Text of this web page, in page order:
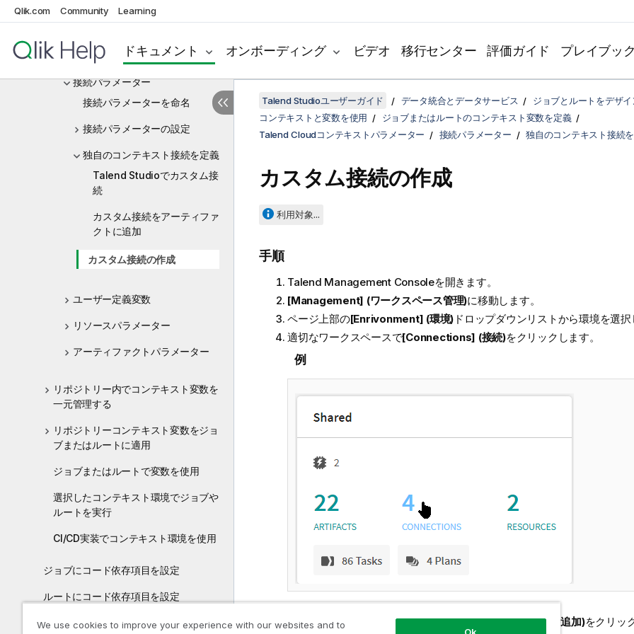
Qlik.com Community Learning
ドキュメント オンボーディング ビデオ 移行センター 評価ガイド プレイブック
コンテキストビューでコンテキスト
変数を定義
Talend Cloudコンテキストパラメ
ーター
接続パラメーター
接続パラメーターを命名
接続パラメーターの設定
独自のコンテキスト接続を定義
Talend Studioでカスタム接
続
カスタム接続をアーティファ
クトに追加
カスタム接続の作成
ユーザー定義変数
リソースパラメーター
アーティファクトパラメーター
リポジトリー内でコンテキスト変数を
一元管理する
リポジトリーコンテキスト変数をジョ
ブまたはルートに適用
ジョブまたはルートで変数を使用
選択したコンテキスト環境でジョブや
ルートを実行
CI/CD実装でコンテキスト環境を使用
ジョブにコード依存項目を設定
ルートにコード依存項目を設定
ジョブの処理: 詳細事項
Talend Studioユーザーガイド データ統合とデータサービス
ジョブとルートをデザイ
コンテキストと変数を使用
ジョブまたはルートのコンテキスト変数を定義
Talend Cloudコンテキストパラメーター
接続パラメーター 独自のコンテキスト接続
カスタム接続の作成
利用対象...
手順
Talend Management Consoleを開きます。
[Management] (ワークスペース管理)に移動します。
ページ上部の[Enrivonment] (環境) ドロップダウンリストから環境を選択
適切なワークスペースで[Connections] (接続)をクリックします。
例
[Connections] (接続) ページで[Add connection] (接続を追加)をクリッ
We use cookies to improve your experience with our websites and to